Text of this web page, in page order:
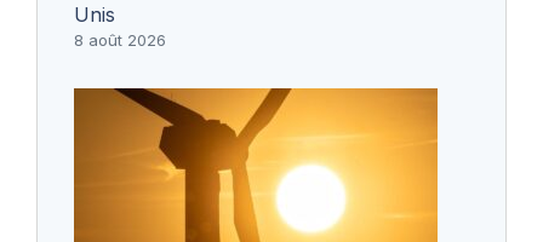
Unis
8 août 2026